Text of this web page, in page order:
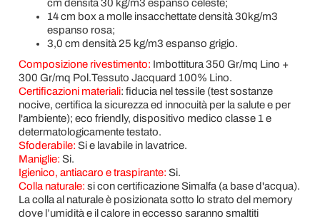
cm densità 30 kg/m3 espanso celeste;
14 cm box a molle insacchettate densità 30kg/m3
espanso rosa;
3,0 cm densità 25 kg/m3 espanso grigio.
Composizione rivestimento: Imbottitura 350 Gr/mq Lino +
300 Gr/mq Pol.Tessuto Jacquard 100% Lino.
Certificazioni materiali: fiducia nel tessile (test sostanze
nocive, certifica la sicurezza ed innocuità per la salute e per
l'ambiente); eco friendly, dispositivo medico classe 1 e
determatologicamente testato.
Sfoderabile: Si e lavabile in lavatrice.
Maniglie: Si.
Igienico, antiacaro e traspirante: Si.
Colla naturale: si con certificazione Simalfa (a base d'acqua).
La colla al naturale è posizionata sotto lo strato del memory
dove l’umidità e il calore in eccesso saranno smaltiti